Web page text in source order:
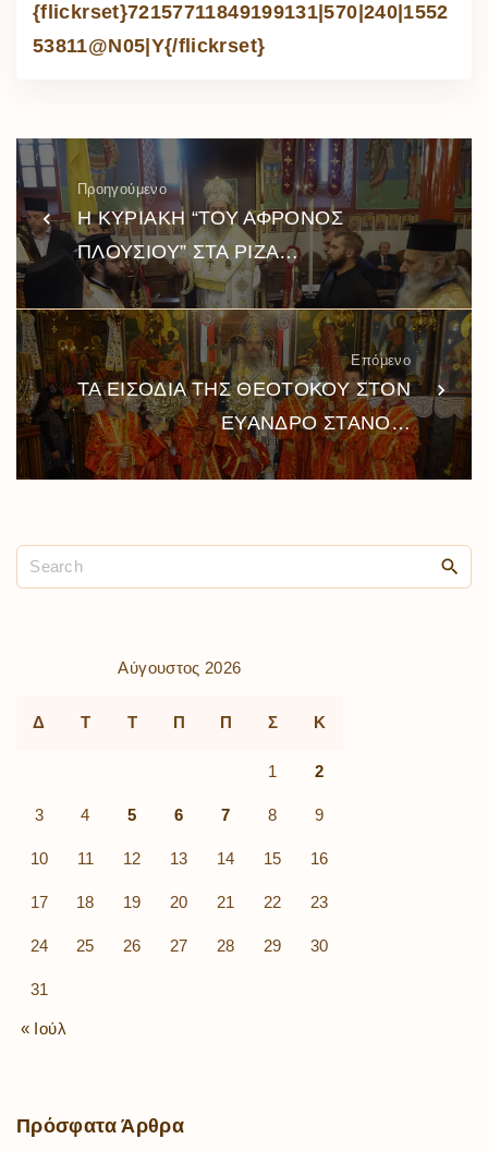
{flickrset}72157711849199131|570|240|1552
53811@N05|Y{/flickrset}
Προηγούμενο
Η ΚΥΡΙΑΚΗ “ΤΟΥ ΑΦΡΟΝΟΣ
ΠΛΟΥΣΙΟΥ” ΣΤΑ ΡΙΖΑ…
Επόμενο
ΤΑ ΕΙΣΟΔΙΑ ΤΗΣ ΘΕΟΤΟΚΟΥ ΣΤΟΝ
ΕΥΑΝΔΡΟ ΣΤΑΝΟ…
Αύγουστος 2026
Δ Τ Τ Π Π Σ Κ
1 2
3 4 5 6 7 8 9
10 11 12 13 14 15 16
17 18 19 20 21 22 23
24 25 26 27 28 29 30
31
« Ιούλ
Πρόσφατα Άρθρα